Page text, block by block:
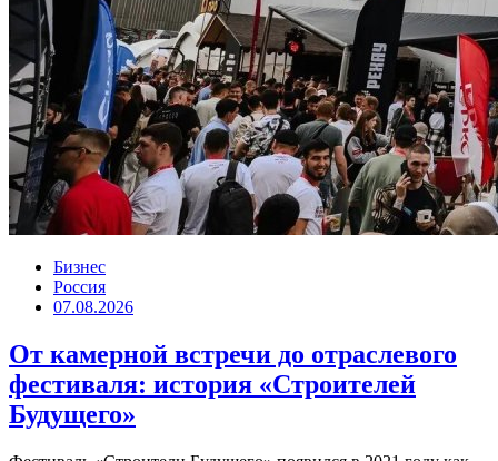
Бизнес
Россия
07.08.2026
От камерной встречи до отраслевого
фестиваля: история «Строителей
Будущего»